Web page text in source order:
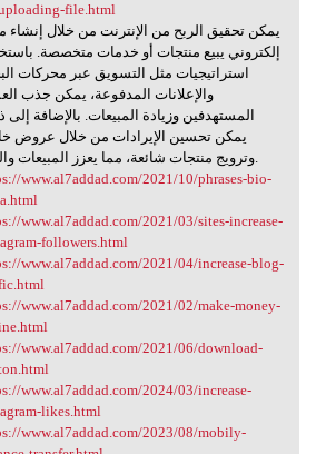
file.html
يمكن تحقيق الربح من الإنترنت من خلال إنشاء
إلكتروني يبيع منتجات أو خدمات متخصصة.
استراتيجيات مثل التسويق عبر محركات
والإعلانات المدفوعة، يمكن جذب
المستهدفين وزيادة المبيعات. بالإضافة إلى
يمكن تحسين الإيرادات من خلال عروض
وترويج منتجات شائعة، مما يعزز المبيعات والربح.
www.al7addad.com/2021/10/phrases-bio-
www.al7addad.com/2021/03/sites-increase-
followers.html
www.al7addad.com/2021/04/increase-blog-
www.al7addad.com/2021/02/make-money-
www.al7addad.com/2021/06/download-
www.al7addad.com/2024/03/increase-
likes.html
www.al7addad.com/2023/08/mobily-